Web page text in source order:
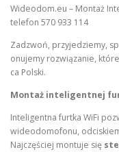
Wideodom.eu – Montaż
telefon 570 933 114
Zadzwoń, przyjedziemy,
onujemy rozwiązanie,
ca Polski.
Montaż inteligentnej
Inteligentna furtka WiFi
wideodomofonu,
Najczęściej montuje się